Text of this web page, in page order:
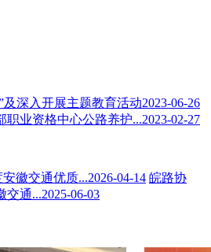
及深入开展主题教育活动2023-06-26
职业资格中心公路养护...2023-02-27
徽交通优质...2026-04-14 皖路协
交通...2025-06-03